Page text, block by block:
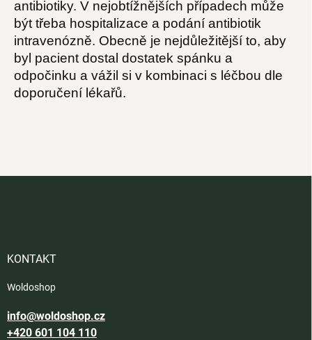
antibiotiky. V nejobtížnějších případech může
být třeba hospitalizace a podání antibiotik
intravenózně. Obecně je nejdůležitější to, aby
byl pacient dostal dostatek spánku a
odpočinku a vážil si v kombinaci s léčbou dle
doporučení lékařů.
KONTAKT
Woldoshop
info@woldoshop.cz
+420 601 104 110